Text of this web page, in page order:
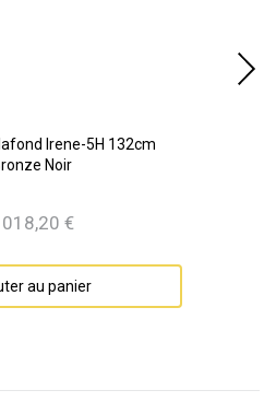
Irene-5H 132cm
Noir
Prix
018,20 €
au panier